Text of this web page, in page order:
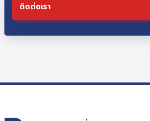
ติดต่อเรา